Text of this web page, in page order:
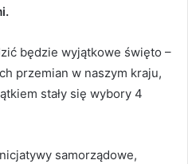
będzie wyjątkowe święto –
przemian w naszym kraju,
stały się wybory 4
samorządowe,